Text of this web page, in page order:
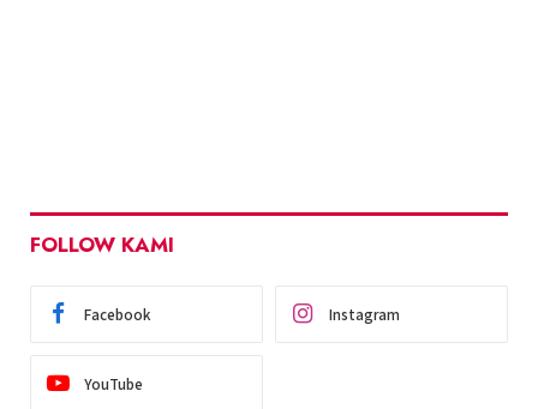
FOLLOW KAMI
Facebook Instagram
YouTube